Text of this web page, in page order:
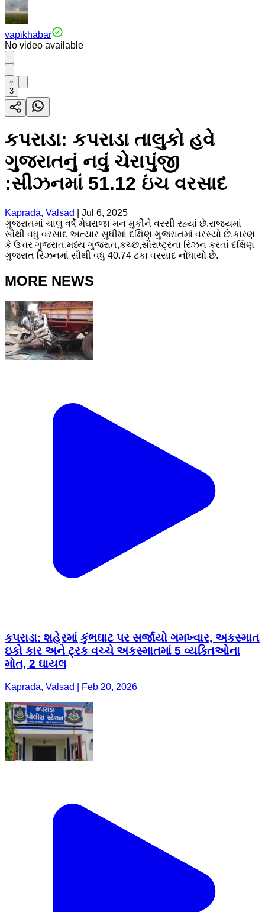
vapikhabar
No video available
3
કપરાડા: કપરાડા તાલુકો હવે
ગુજરાતનું નવું ચેરાપુંજી
:સીઝનમાં 51.12 ઇંચ વરસાદ
Kaprada, Valsad
Jul 6, 2025
ગુજરાતમાં ચાલુ વર્ષે મેઘરાજા મન મુકીને વરસી રહ્યાં છે.રાજયમાં
સૌથી વધુ વરસાદ અત્યાર સુધીમાં દક્ષિણ ગુજરાતમાં વરસ્યો છે.કારણ
કે ઉત્તર ગુજરાત,મધ્ય ગુજરાત,કચ્છ,સૌરાષ્ટ્રના રિઝન કરતાં દક્ષિણ
ગુજરાત રિઝનમાં સૌથી વધુ 40.74 ટકા વરસાદ નોંધાયો છે.
MORE NEWS
કપરાડા: શહેરમાં કુંભઘાટ પર સર્જાયો ગમખ્વાર, અકસ્માત
ઇકો કાર અને ટ્રક વચ્ચે અકસ્માતમાં 5 વ્યક્તિઓના
મોત, 2 ઘાયલ
Kaprada, Valsad | Feb 20, 2026